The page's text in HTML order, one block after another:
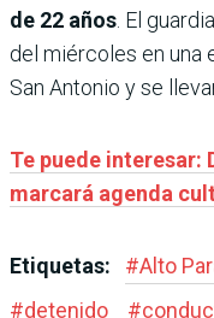
de 22 años . El
del miércoles en una
San Antonio y se
Te puede interesar:
marcará agenda
Etiquetas: #Alto
#detenido #